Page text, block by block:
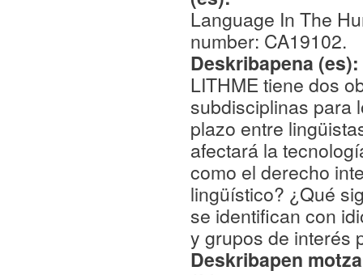
Language In The
number: CA19102.
Deskribapena (es):
LITHME tiene dos
subdisciplinas para
plazo entre
afectará la
como el derecho
lingüístico? ¿Qué
se identifican con
y grupos de interés
Deskribapen